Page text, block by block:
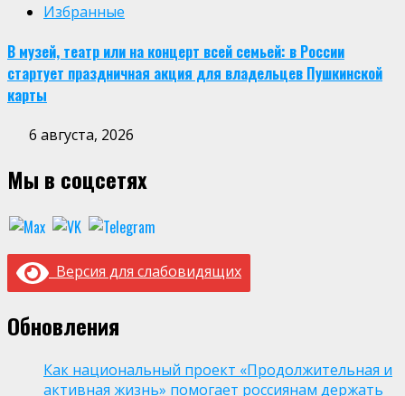
Избранные
В музей, театр или на концерт всей семьей: в России
стартует праздничная акция для владельцев Пушкинской
карты
6 августа, 2026
Мы в соцсетях
Версия для слабовидящих
Обновления
Как национальный проект «Продолжительная и
активная жизнь» помогает россиянам держать